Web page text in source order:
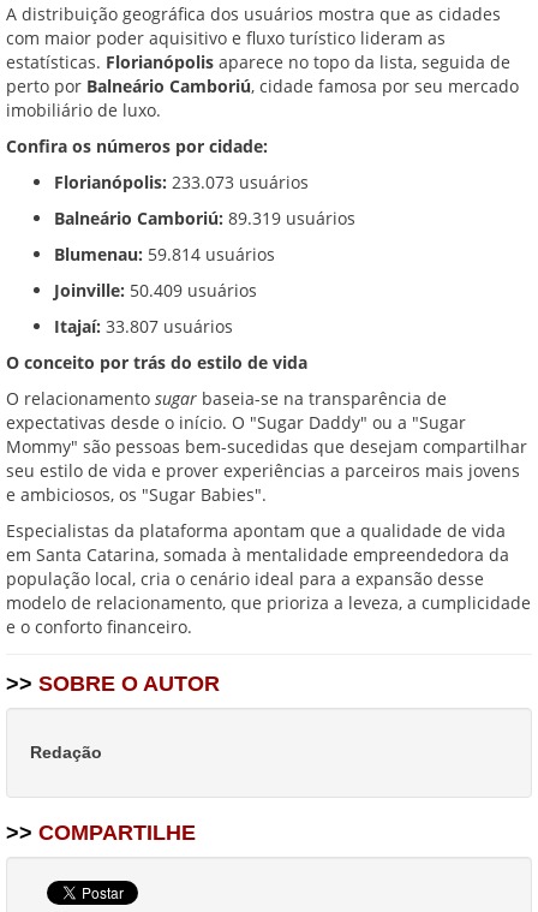
A distribuição geográfica dos usuários mostra que as cidades
com maior poder aquisitivo e fluxo turístico lideram as
estatísticas. Florianópolis aparece no topo da lista, seguida de
perto por Balneário Camboriú, cidade famosa por seu mercado
imobiliário de luxo.
Confira os números por cidade:
Florianópolis: 233.073 usuários
Balneário Camboriú: 89.319 usuários
Blumenau: 59.814 usuários
Joinville: 50.409 usuários
Itajaí: 33.807 usuários
O conceito por trás do estilo de vida
O relacionamento sugar baseia-se na transparência de
expectativas desde o início. O "Sugar Daddy" ou a "Sugar
Mommy" são pessoas bem-sucedidas que desejam compartilhar
seu estilo de vida e prover experiências a parceiros mais jovens
e ambiciosos, os "Sugar Babies".
Especialistas da plataforma apontam que a qualidade de vida
em Santa Catarina, somada à mentalidade empreendedora da
população local, cria o cenário ideal para a expansão desse
modelo de relacionamento, que prioriza a leveza, a cumplicidade
e o conforto financeiro.
>> SOBRE O AUTOR
Redação
>> COMPARTILHE